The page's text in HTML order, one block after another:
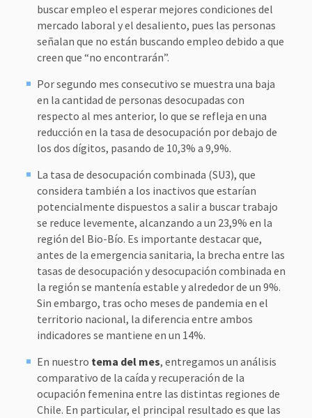
buscar empleo el esperar mejores condiciones del
mercado laboral y el desaliento, pues las personas
señalan que no están buscando empleo debido a que
creen que “no encontrarán”.
Por segundo mes consecutivo se muestra una baja
en la cantidad de personas desocupadas con
respecto al mes anterior, lo que se refleja en una
reducción en la tasa de desocupación por debajo de
los dos dígitos, pasando de 10,3% a 9,9%.
La tasa de desocupación combinada (SU3), que
considera también a los inactivos que estarían
potencialmente dispuestos a salir a buscar trabajo
se reduce levemente, alcanzando a un 23,9% en la
región del Bio-Bío. Es importante destacar que,
antes de la emergencia sanitaria, la brecha entre las
tasas de desocupación y desocupación combinada en
la región se mantenía estable y alrededor de un 9%.
Sin embargo, tras ocho meses de pandemia en el
territorio nacional, la diferencia entre ambos
indicadores se mantiene en un 14%.
En nuestro tema del mes, entregamos un análisis
comparativo de la caída y recuperación de la
ocupación femenina entre las distintas regiones de
Chile. En particular, el principal resultado es que las